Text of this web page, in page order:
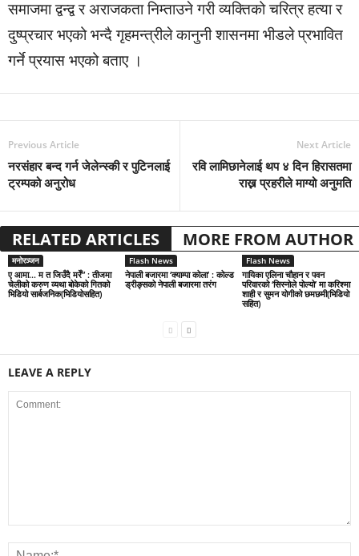
समाजमा द्वन्द्व र अराजकता निम्ताउने गरी व्यक्तिको चरित्र हत्या र
दुष्प्रचार भएको भन्दै गृहमन्त्रीले कानुनी शासनमा भीडले प्रभावित
गर्ने प्रयास भएको बताए ।
Previous Article
नरसंहार बन्द गर्न जेलेन्स्की र पुटिनलाई
ट्रम्पको अनुरोध
Next Article
रवि लामिछानेलाई थप ४ दिन हिरासतमा
राख्न प्रहरीले माग्यो अनुमति
RELATED ARTICLES MORE FROM AUTHOR
मनोरञ्जन
ए आमा… म त जिउँदै मरेँ” : तीजमा
चेलीको करुण व्यथा बोकेको गितको
भिडियो सार्बजनिक(भिडियोसहित)
Flash News
नेपाली बजारमा ‘क्याम्पा कोला’ : कोल्ड
ड्रीङ्सको नेपाली बजारमा तरंग
Flash News
गायिका एलिना चौहान र पवन
परिवारको ‘सिस्नोले पोल्यो’ मा करिश्मा
शाही र सुमन योगीको छमछमी(भिडियो
सहित)
LEAVE A REPLY